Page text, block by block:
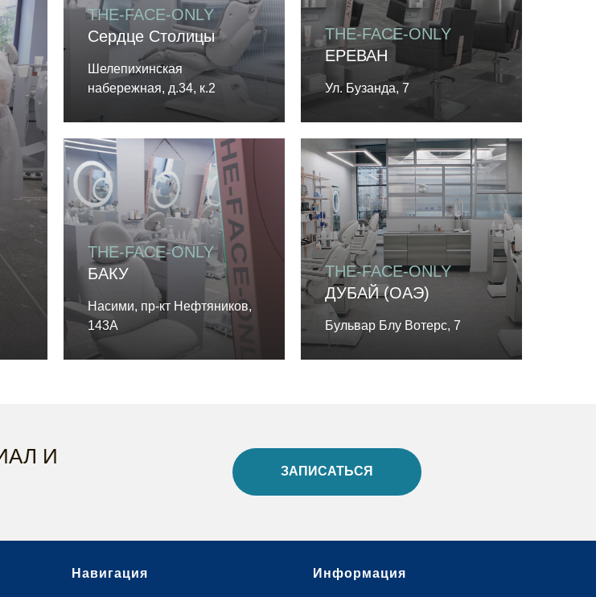
THE-FACE-ONLY
Сердце Столицы
Шелепихинская
набережная, д.34, к.2
THE-FACE-ONLY
ЕРЕВАН
Ул. Бузанда, 7
THE-FACE-ONLY
БАКУ
Насими, пр-кт Нефтяников,
143А
THE-FACE-ONLY
ДУБАЙ (ОАЭ)
Бульвар Блу Вотерс, 7
И
ЗАПИСАТЬСЯ
Навигация Информация